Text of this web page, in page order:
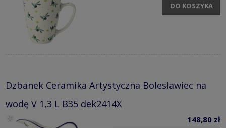
DO KOSZYKA
Dzbanek Ceramika Artystyczna Bolesławiec na
wodę V 1,3 L B35 dek2414X
148,80 zł